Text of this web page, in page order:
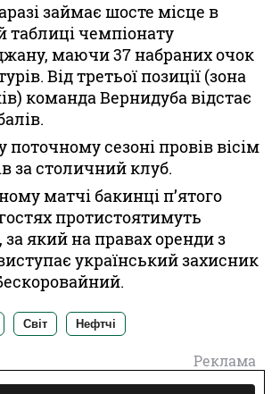
займає шосте місце в
таблиці чемпіонату
маючи 37 набраних очок
Від третьої позиції (зона
команда Вернидуба відстає
поточному сезоні провів вісім
за столичний клуб.
матчі бакинці п’ятого
протистоятимуть
за який на правах оренди з
український захисник
Світ Нефтчі
Реклама